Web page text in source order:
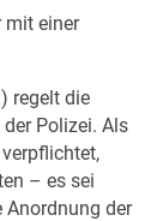
mit einer
regelt die
Polizei. Als
– es sei
der